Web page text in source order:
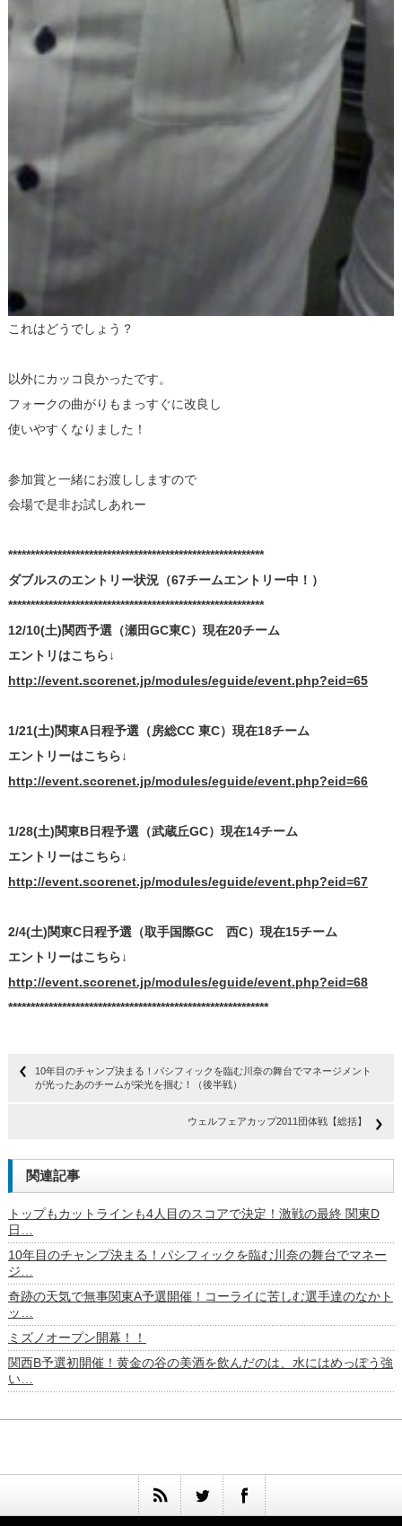
これはどうでしょう？
以外にカッコ良かったです。
フォークの曲がりもまっすぐに改良し
使いやすくなりました！
参加賞と一緒にお渡ししますので
会場で是非お試しあれー
*********************************************************
ダブルスのエントリー状況（67チームエントリー中！）
*********************************************************
12/10(土)関西予選（瀬田GC東C）現在20チーム
エントリはこちら↓
http://event.scorenet.jp/modules/eguide/event.php?eid=65
1/21(土)関東A日程予選（房総CC 東C）現在18チーム
エントリーはこちら↓
http://event.scorenet.jp/modules/eguide/event.php?eid=66
1/28(土)関東B日程予選（武蔵丘GC）現在14チーム
エントリーはこちら↓
http://event.scorenet.jp/modules/eguide/event.php?eid=67
2/4(土)関東C日程予選（取手国際GC 西C）現在15チーム
エントリーはこちら↓
http://event.scorenet.jp/modules/eguide/event.php?eid=68
**********************************************************
10年目のチャンプ決まる！パシフィックを臨む川奈の舞台でマネージメント
が光ったあのチームが栄光を掴む！（後半戦）
ウェルフェアカップ2011団体戦【総括】
関連記事
トップもカットラインも4人目のスコアで決定！激戦の最終 関東D
日…
10年目のチャンプ決まる！パシフィックを臨む川奈の舞台でマネー
ジ…
奇跡の天気で無事関東A予選開催！コーライに苦しむ選手達のなかト
ッ…
ミズノオープン開幕！！
関西B予選初開催！黄金の谷の美酒を飲んだのは、水にはめっぽう強
い…